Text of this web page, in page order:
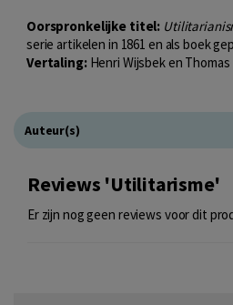
Oorspronkelijke titel:
serie artikelen in 1861 en als boek
Vertaling:Henri Wijsbek en Thomas
Auteur(s)
Reviews 'Utilitarisme'
Er zijn nog geen reviews voor dit